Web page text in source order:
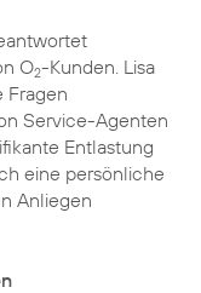
O2-Kunden. Lisa
Fragen
Service-Agenten
Entlastung
eine persönliche
Anliegen